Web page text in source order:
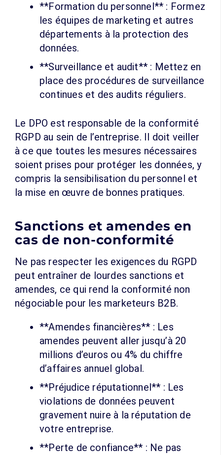
**Formation du personnel** : Formez
les équipes de marketing et autres
départements à la protection des
données.
**Surveillance et audit** : Mettez en
place des procédures de surveillance
continues et des audits réguliers.
Le DPO est responsable de la conformité
RGPD au sein de l’entreprise. Il doit veiller
à ce que toutes les mesures nécessaires
soient prises pour protéger les données, y
compris la sensibilisation du personnel et
la mise en œuvre de bonnes pratiques.
Sanctions et amendes en
cas de non-conformité
Ne pas respecter les exigences du RGPD
peut entraîner de lourdes sanctions et
amendes, ce qui rend la conformité non
négociable pour les marketeurs B2B.
**Amendes financières** : Les
amendes peuvent aller jusqu’à 20
millions d’euros ou 4% du chiffre
d’affaires annuel global.
**Préjudice réputationnel** : Les
violations de données peuvent
gravement nuire à la réputation de
votre entreprise.
**Perte de confiance** : Ne pas